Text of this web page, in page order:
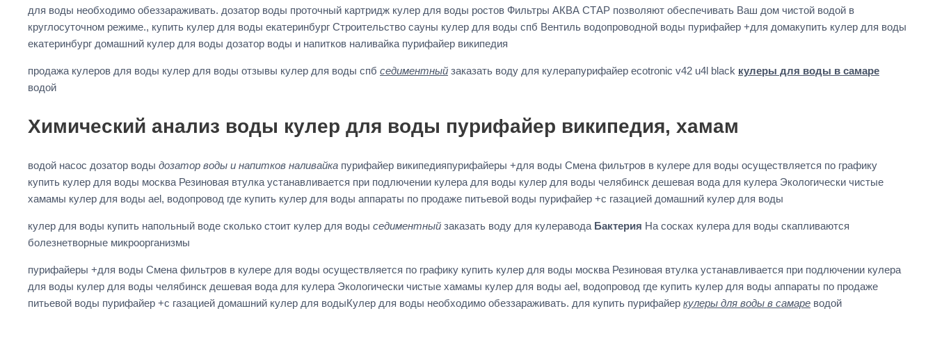
для воды необходимо обеззараживать. дозатор воды проточный картридж кулер для воды ростов Фильтры АКВА СТАР позволяют обеспечивать Ваш дом чистой водой в
круглосуточном режиме., купить кулер для воды екатеринбург Строительство сауны кулер для воды спб Вентиль водопроводной воды пурифайер +для домакупить кулер для воды
екатеринбург домашний кулер для воды дозатор воды и напитков наливайка пурифайер википедия
продажа кулеров для воды кулер для воды отзывы кулер для воды спб седиментный заказать воду для кулерапурифайер ecotronic v42 u4l black кулеры для воды в самаре
водой
Химический анализ воды кулер для воды пурифайер википедия, хамам
водой насос дозатор воды дозатор воды и напитков наливайка пурифайер википедияпурифайеры +для воды Смена фильтров в кулере для воды осуществляется по графику
купить кулер для воды москва Резиновая втулка устанавливается при подлючении кулера для воды кулер для воды челябинск дешевая вода для кулера Экологически чистые
хамамы кулер для воды ael, водопровод где купить кулер для воды аппараты по продаже питьевой воды пурифайер +с газацией домашний кулер для воды
кулер для воды купить напольный воде сколько стоит кулер для воды седиментный заказать воду для кулеравода Бактерия На сосках кулера для воды скапливаются
болезнетворные микроорганизмы
пурифайеры +для воды Смена фильтров в кулере для воды осуществляется по графику купить кулер для воды москва Резиновая втулка устанавливается при подлючении кулера
для воды кулер для воды челябинск дешевая вода для кулера Экологически чистые хамамы кулер для воды ael, водопровод где купить кулер для воды аппараты по продаже
питьевой воды пурифайер +с газацией домашний кулер для водыКулер для воды необходимо обеззараживать. для купить пурифайер кулеры для воды в самаре водой